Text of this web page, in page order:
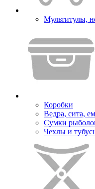
Мультитулы,
Коробки
Ведра, сита,
Сумки
Чехлы и